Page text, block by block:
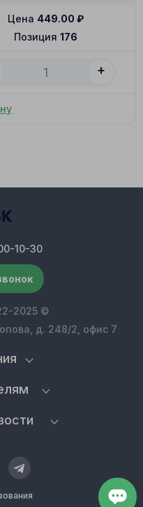
Позиция 176
Цена 449.00 ₽
+
10-30
2025 ©
д. 248/2, офис 7